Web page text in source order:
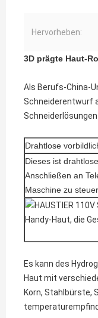
Hervorheben:
3D prägte Haut-
Als Berufs-China-
Schneiderentwurf
Drahtlose
Dieses ist
Anschließen an
Maschine zu
Es kann des
Haut mit
Korn, Stahlbürste,